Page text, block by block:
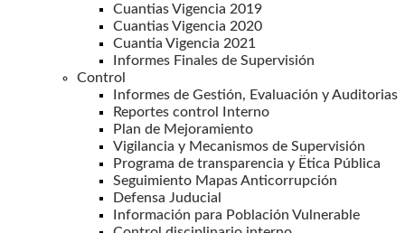
Cuantias Vigencia 2019
Cuantias Vigencia 2020
Cuantia Vigencia 2021
Informes Finales de Supervisión
Control
Informes de Gestión, Evaluación y Auditorias
Reportes control Interno
Plan de Mejoramiento
Vigilancia y Mecanismos de Supervisión
Programa de transparencia y Ëtica Pública
Seguimiento Mapas Anticorrupción
Defensa Juducial
Información para Población Vulnerable